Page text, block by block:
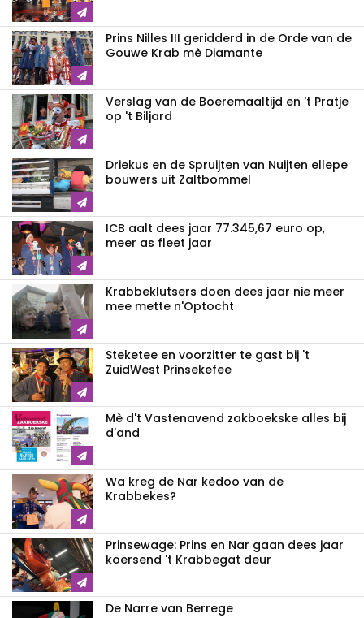
Prins Nilles III geridderd in de Orde van de
Gouwe Krab mè Diamante
Verslag van de Boeremaaltijd en 't Pratje
op 't Biljard
Driekus en de Spruijten van Nuijten ellepe
bouwers uit Zaltbommel
ICB aalt dees jaar 77.345,67 euro op,
meer as fleet jaar
Krabbeklutsers doen dees jaar nie meer
mee mette n'Optocht
Steketee en voorzitter te gast bij 't
ZuidWest Prinsekefee
Mè d't Vastenavend zakboekske alles bij
d'and
Wa kreg de Nar kedoo van de
Krabbekes?
Prinsewage: Prins en Nar gaan dees jaar
koersend 't Krabbegat deur
De Narre van Berrege